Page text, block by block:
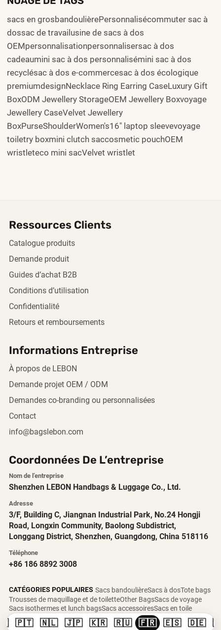
sacs en grosbandoulièrePersonnalisécommuter sac à
dossac de travailusine de sacs à dos
OEMpersonnalisationpersonnalisersac à dos
cadeaumini sac à dos personnalisémini sac à dos
recyclésac à dos e-commercesac à dos écologique
premiumdesignNecklace Ring Earring CaseLuxury Gift
BoxODM Jewellery StorageOEM Jewellery Boxvoyage
Jewellery CaseVelvet Jewellery
BoxPurseShoulderWomen's16" laptop sleevevoyage
toiletry boxmini clutch saccosmetic pouchOEM
wristleteco mini sacVelvet wristlet
Ressources Clients
Catalogue produits
Demande produit
Guides d’achat B2B
Conditions d’utilisation
Confidentialité
Retours et remboursements
Informations Entreprise
À propos de LEBON
Demande projet OEM / ODM
Demandes co-branding ou personnalisées
Contact
info@bagslebon.com
Coordonnées De L’entreprise
Nom de l’entreprise
Shenzhen LEBON Handbags & Luggage Co., Ltd.
Adresse
3/F, Building C, Jiangnan Industrial Park, No.24 Hongji
Road, Longxin Community, Baolong Subdistrict,
Longgang District, Shenzhen, Guangdong, China 518116
Téléphone
+86 186 8892 3008
CATÉGORIES POPULAIRES Sacs bandoulièreSacs à dosTote bags
Trousses de maquillage et de toiletteOther BagsSacs de voyage
Sacs isothermes et lunch bagsSacs accessoiresSacs en toile
🇵🇹 🇳🇱 🇯🇵 🇰🇷 🇷🇺 🇫🇷 🇪🇸 🇩🇪